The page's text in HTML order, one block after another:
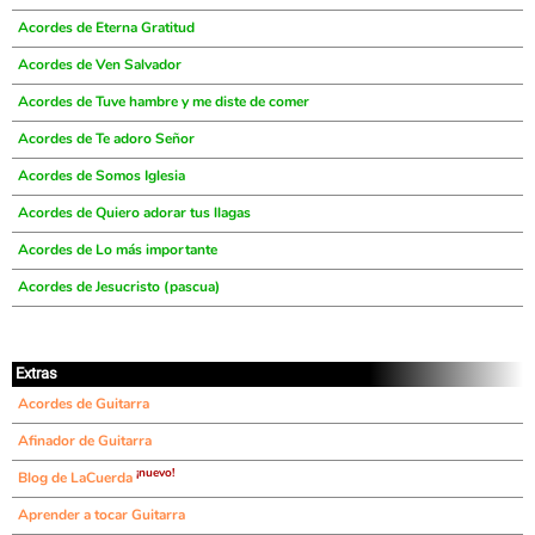
Acordes de Eterna Gratitud
Acordes de Ven Salvador
Acordes de Tuve hambre y me diste de comer
Acordes de Te adoro Señor
Acordes de Somos Iglesia
Acordes de Quiero adorar tus llagas
Acordes de Lo más importante
Acordes de Jesucristo (pascua)
Extras
Acordes de Guitarra
Afinador de Guitarra
Blog de LaCuerda ¡nuevo!
Aprender a tocar Guitarra